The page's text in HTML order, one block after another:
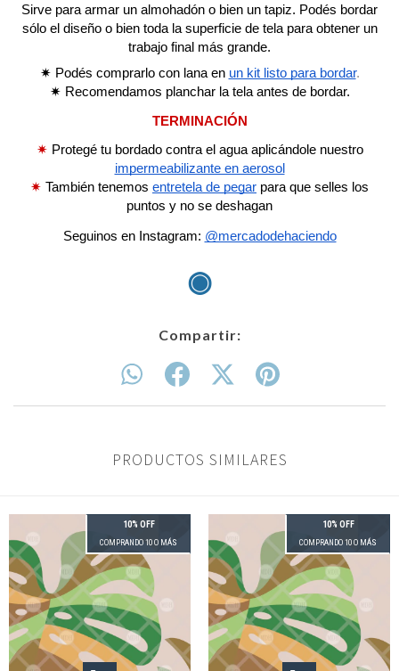
Sirve para armar un almohadón o bien un tapiz. Podés bordar
sólo el diseño o bien toda la superficie de tela para obtener un
trabajo final más grande.
✷ Podés comprarlo con lana en un kit listo para bordar.
✷ Recomendamos planchar la tela antes de bordar.
TERMINACIÓN
✷ Protegé tu bordado contra el agua aplicándole nuestro
impermeabilizante en aerosol
✷ También tenemos entretela de pegar para que selles los
puntos y no se deshagan
Seguinos en Instagram: @mercadodehaciendo
◉
Compartir:
PRODUCTOS SIMILARES
10% OFF
COMPRANDO 10 O MÁS
10% OFF
COMPRANDO 10 O MÁS